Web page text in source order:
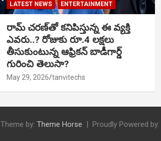
LATEST NEWS ENTERTAINMENT
రామ్ చరణ్‌తో కనిపిస్తున్న ఈ వ్యక్తి
ఎవరు..? రోజుకు రూ.4 లక్షలు
తీసుకుంటున్న ఆఫ్రికన్ బాడీగార్డ్
గురించి తెలుసా?
May 29, 2026 tanvitechs
Theme by: Theme Horse Proudly Powered by: